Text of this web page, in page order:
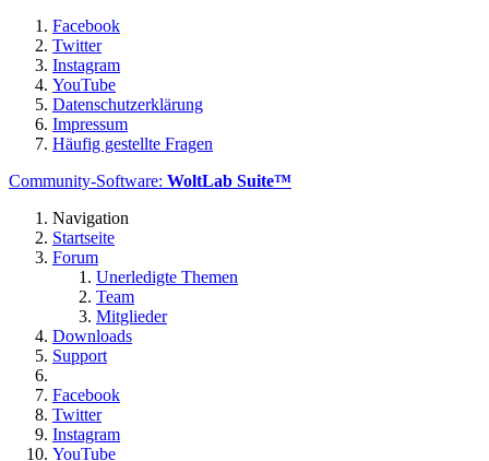
Facebook
Twitter
Instagram
YouTube
Datenschutzerklärung
Impressum
Häufig gestellte Fragen
Community-Software: WoltLab Suite™
Navigation
Startseite
Forum
Unerledigte Themen
Team
Mitglieder
Downloads
Support
Facebook
Twitter
Instagram
YouTube